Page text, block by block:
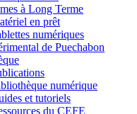
à Long Terme
en prêt
numériques
de Puechabon
numérique
et tutoriels
du CEFE